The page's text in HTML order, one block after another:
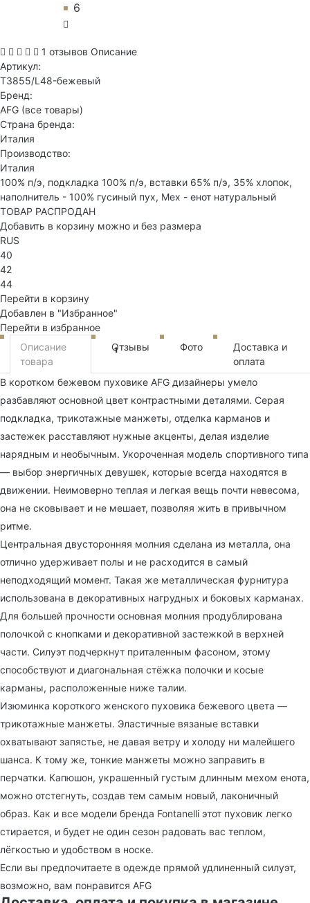
6
1 отзывов Описание
Артикул:
T3855/L48-бежевый
Бренд:
AFG (все товары)
Страна бренда:
Италия
Производство:
Италия
100% п/э, подкладка 100% п/э, вставки 65% п/э, 35% хлопок,
наполнитель - 100% гусиный пух, Мех - енот натуральный
ТОВАР РАСПРОДАН
Добавить в корзину можно и без размера
RUS
40
42
44
Перейти в корзину
Добавлен в "Избранное"
Перейти в избранное
Описание
товара
Отзывы
1 Фото
Доставка и
оплата
В коротком бежевом пуховике AFG дизайнеры умело
разбавляют основной цвет контрастными деталями. Серая
подкладка, трикотажные манжеты, отделка карманов и
застежек расставляют нужные акценты, делая изделие
нарядным и необычным. Укороченная модель спортивного типа
— выбор энергичных девушек, которые всегда находятся в
движении. Неимоверно теплая и легкая вещь почти невесома,
она не сковывает и не мешает, позволяя жить в привычном
ритме.
Центральная двусторонняя молния сделана из металла, она
отлично удерживает полы и не расходится в самый
неподходящий момент. Такая же металлическая фурнитура
использована в декоративных нагрудных и боковых карманах.
Для большей прочности основная молния продублирована
полочкой с кнопками и декоративной застежкой в верхней
части. Силуэт подчеркнут приталенным фасоном, этому
способствуют и диагональная стёжка полочки и косые
карманы, расположенные ниже талии.
Изюминка короткого женского пуховика бежевого цвета —
трикотажные манжеты. Эластичные вязаные вставки
охватывают запястье, не давая ветру и холоду ни малейшего
шанса. К тому же, тонкие манжеты можно заправить в
перчатки. Капюшон, украшенный густым длинным мехом енота,
можно отстегнуть, создав тем самым новый, лаконичный
образ. Как и все модели бренда Fontanelli этот пуховик легко
стирается, и будет не один сезон радовать вас теплом,
лёгкостью и удобством в носке.
Если вы предпочитаете в одежде прямой удлиненный силуэт,
возможно, вам понравится AFG